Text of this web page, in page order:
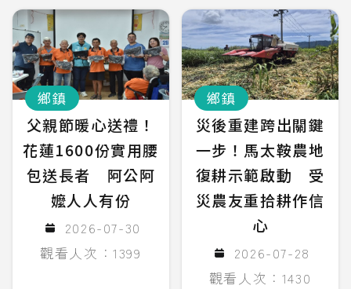
鄉鎮
父親節暖心送禮！
花蓮1600份實用腰
包送長者 阿公阿
嬤人人有份
2026-07-30
觀看人次：1399
鄉鎮
災後重建跨出關鍵
一步！馬太鞍農地
復耕示範啟動 受
災農友重拾耕作信
心
2026-07-28
觀看人次：1430